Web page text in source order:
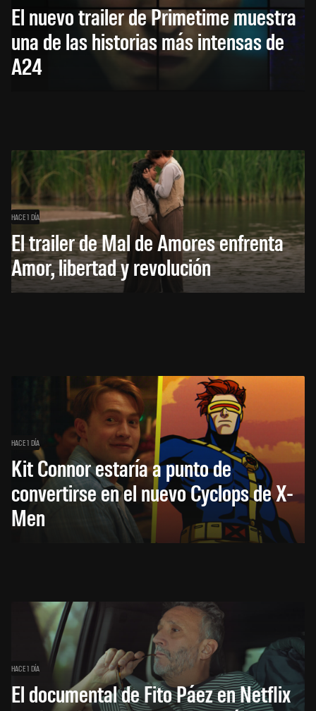
El nuevo trailer de Primetime muestra
una de las historias más intensas de
A24
HACE 1 DÍA
El trailer de Mal de Amores enfrenta
Amor, libertad y revolución
HACE 1 DÍA
Kit Connor estaría a punto de
convertirse en el nuevo Cyclops de X-
Men
HACE 1 DÍA
El documental de Fito Páez en Netflix